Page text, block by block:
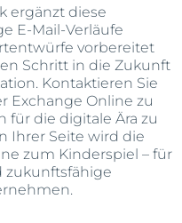
ergänzt diese
E-Mail-Verläufe
vorbereitet
Schritt in die Zukunft
Kontaktieren Sie
Exchange Online zu
die digitale Ära zu
Ihrer Seite wird die
zum Kinderspiel – für
zukunftsfähige